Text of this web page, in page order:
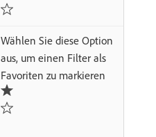
Wählen Sie diese Option
aus, um einen Filter als
Favoriten zu markieren